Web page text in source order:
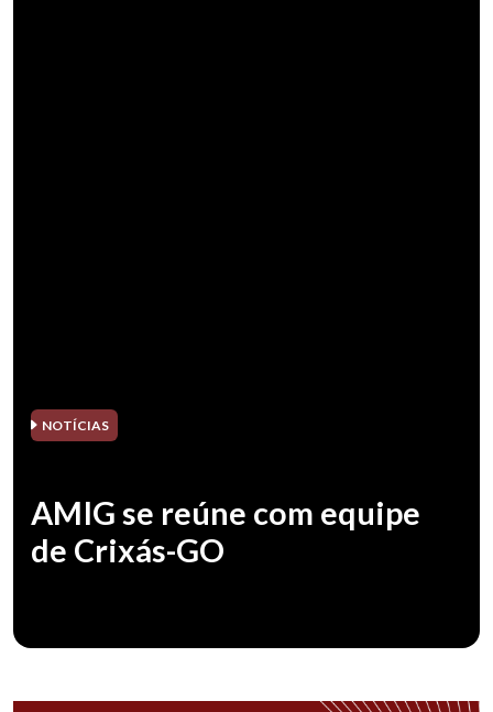
NOTÍCIAS
AMIG se reúne com equipe
de Crixás-GO